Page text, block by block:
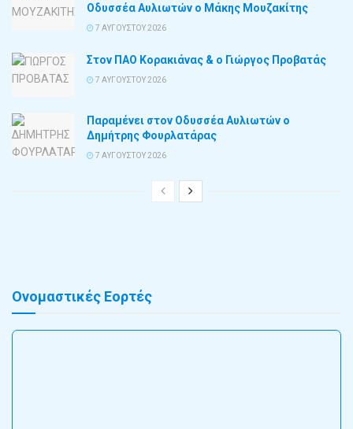
Οδυσσέα Αυλιωτών ο Μάκης Μουζακίτης
7 ΑΥΓΟΎΣΤΟΥ 2026
Στον ΠΑΟ Κορακιάνας & ο Γιώργος Προβατάς
7 ΑΥΓΟΎΣΤΟΥ 2026
Παραμένει στον Οδυσσέα Αυλιωτών ο
Δημήτρης Φουρλατάρας
7 ΑΥΓΟΎΣΤΟΥ 2026
Ονομαστικές Εορτές